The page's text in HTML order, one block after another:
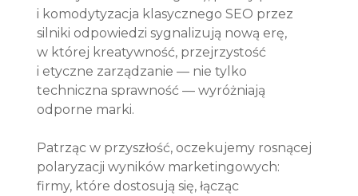
i komodytyzacja klasycznego SEO przez
silniki odpowiedzi sygnalizują nową erę,
w której kreatywność, przejrzystość
i etyczne zarządzanie — nie tylko
techniczna sprawność — wyróżniają
odporne marki.
Patrząc w przyszłość, oczekujemy rosnącej
polaryzacji wyników marketingowych:
firmy, które dostosują się, łącząc